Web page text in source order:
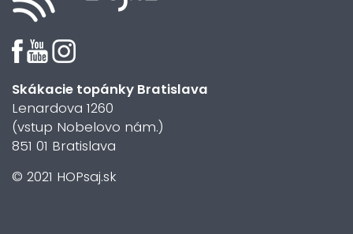
Skákacie topánky Bratislava
Lenardova 1260
(vstup Nobelovo nám.)
851 01 Bratislava
© 2021 HOPsaj.sk